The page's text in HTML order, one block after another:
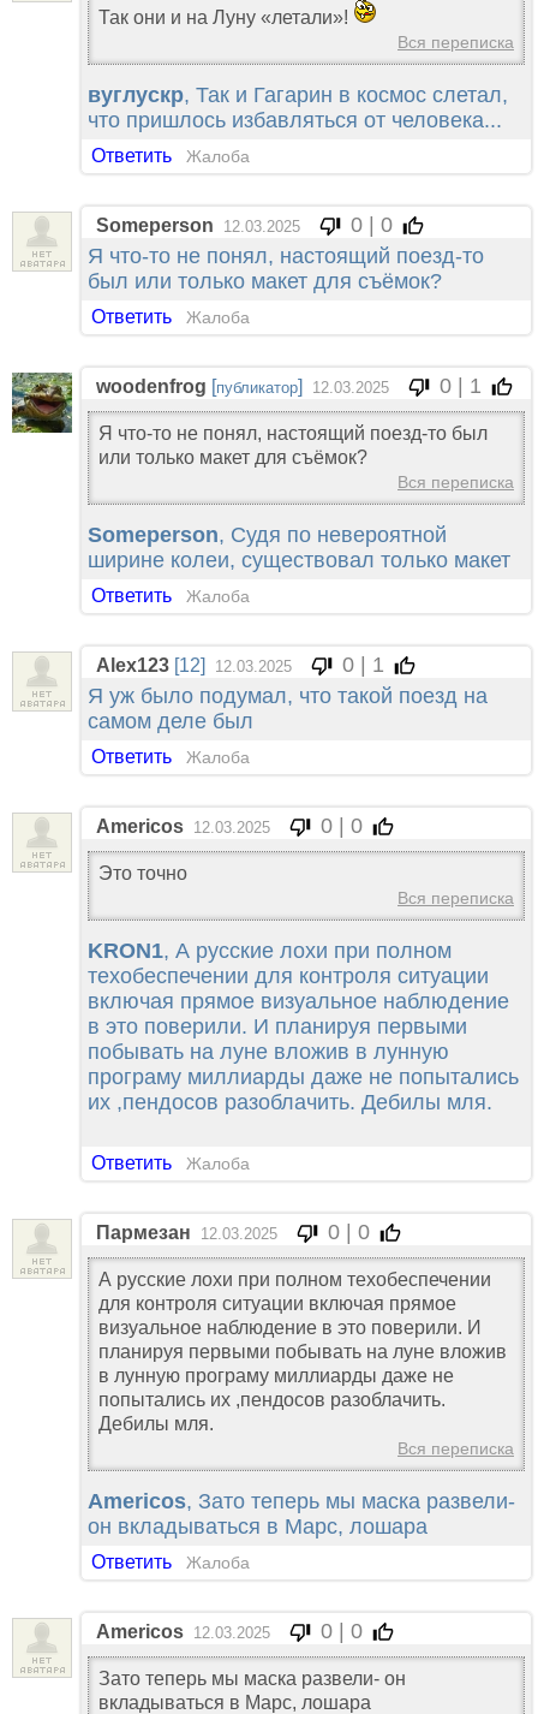
Так они и на Луну «летали»!
Вся переписка
вуглускр, Так и Гагарин в космос слетал,
что пришлось избавляться от человека...
Ответить Жалоба
Someperson 12.03.2025
0 | 0
Я что-то не понял, настоящий поезд-то
был или только макет для съёмок?
Ответить Жалоба
woodenfrog [публикатор] 12.03.2025 0 | 1
Я что-то не понял, настоящий поезд-то был
или только макет для съёмок?
Вся переписка
Someperson, Судя по невероятной
ширине колеи, существовал только макет
Ответить Жалоба
Alex123 [12] 12.03.2025
0 | 1
Я уж было подумал, что такой поезд на
самом деле был
Ответить Жалоба
Americos 12.03.2025 0 | 0
Это точно
Вся переписка
KRON1, А русские лохи при полном
техобеспечении для контроля ситуации
включая прямое визуальное наблюдение
в это поверили. И планируя первыми
побывать на луне вложив в лунную
програму миллиарды даже не попытались
их ,пендосов разоблачить. Дебилы мля.
Ответить Жалоба
Пармезан 12.03.2025 0 | 0
А русские лохи при полном техобеспечении
для контроля ситуации включая прямое
визуальное наблюдение в это поверили. И
планируя первыми побывать на луне вложив
в лунную програму миллиарды даже не
попытались их ,пендосов разоблачить.
Дебилы мля.
Вся переписка
Americos, Зато теперь мы маска развели-
он вкладываться в Марс, лошара
Ответить Жалоба
Americos 12.03.2025 0 | 0
Зато теперь мы маска развели- он
вкладываться в Марс, лошара